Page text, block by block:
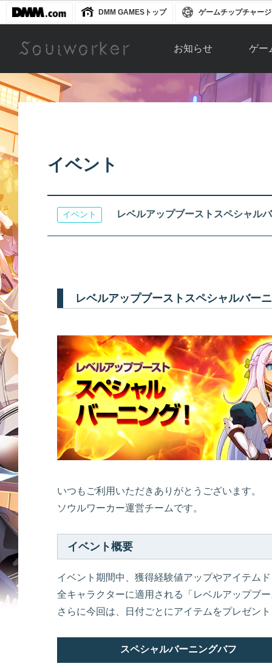
DMM GAMESトップ ゲームチップチャージ
お知らせ
お知らせ一覧
ゲー
ソウ
アップ
イベント
イベント レベルアップブーストスペシャル
レベルアップブーストスペシャルバー
いつもご利用いただきありがとうございます。
ソウルワーカー運営チームです。
イベント概要
イベント期間中、獲得経験値アップやアイテム
全キャラクターに適用される「レベルアップブ
さらに今回は、日付ごとにアイテムをプレゼン
スペシャルバーニングバフ